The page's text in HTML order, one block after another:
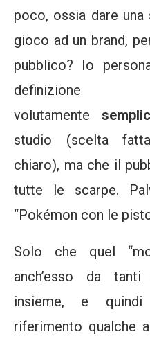
poco, ossia dare
gioco ad un brand,
pubblico? Io
volutamente
studio (scelta
chiaro), ma che il
tutte le scarpe.
“Pokémon con le
Solo che quel
anch’esso da
insieme, e
riferimento qualche